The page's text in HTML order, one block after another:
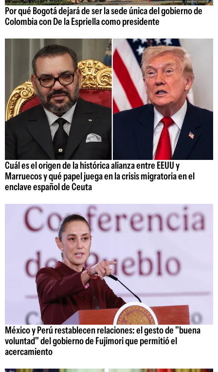
Por qué Bogotá dejará de ser la sede única del gobierno de
Colombia con De la Espriella como presidente
Cuál es el origen de la histórica alianza entre EEUU y
Marruecos y qué papel juega en la crisis migratoria en el
enclave español de Ceuta
México y Perú restablecen relaciones: el gesto de "buena
voluntad" del gobierno de Fujimori que permitió el
acercamiento